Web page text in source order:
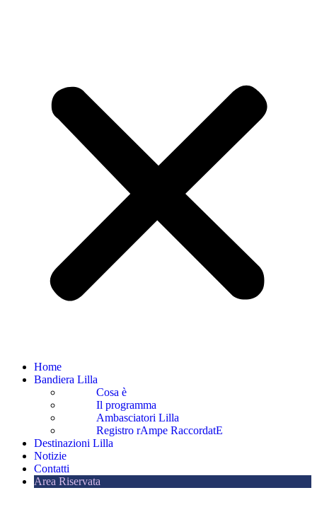
Home
Bandiera Lilla
Cosa è
Il programma
Ambasciatori Lilla
Registro rAmpe RaccordatE
Destinazioni Lilla
Notizie
Contatti
Area Riservata